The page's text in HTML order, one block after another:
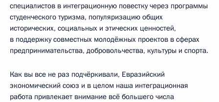
специалистов в интеграционную повестку через программы
студенческого туризма, популяризацию общих
исторических, социальных и этических ценностей,
в поддержку совместных молодёжных проектов в сферах
предпринимательства, добровольчества, культуры и спорта.
Как вы все не раз подчёркивали, Евразийский
экономический союз и в целом наша интеграционная
работа привлекает внимание всё большего числа